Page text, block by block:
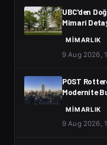
UBC'den
Mimari
MIMARLIK
9 Aug 2026,
POST
Modernite
MIMARLIK
9 Aug 2026,